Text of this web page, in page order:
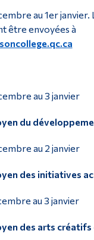
au 1er janvier.
être envoyées à
au 3 janvier
du
au 2 janvier
des initiatives
au 3 janvier
des arts